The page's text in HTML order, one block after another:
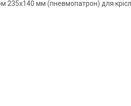
235x140 мм (пневмопатрон) для